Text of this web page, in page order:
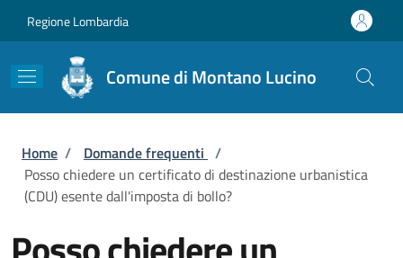
Regione Lombardia
Comune di Montano Lucino
Briciole di pane
Home / Domande frequenti /
Posso chiedere un certificato di destinazione urbanistica
(CDU) esente dall'imposta di bollo?